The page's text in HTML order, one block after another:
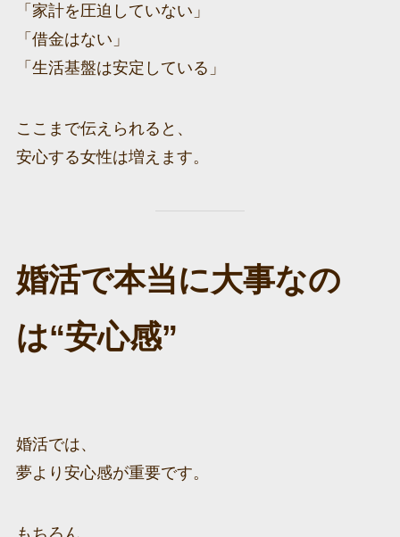
「家計を圧迫していない」
「借金はない」
「生活基盤は安定している」
ここまで伝えられると、
安心する女性は増えます。
婚活で本当に大事なの
は“安心感”
婚活では、
夢より安心感が重要です。
もちろん、